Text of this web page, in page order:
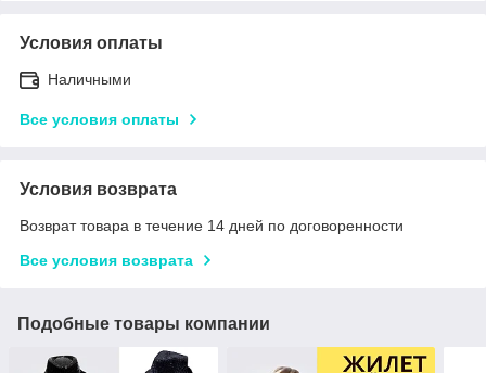
Условия оплаты
Наличными
Все условия оплаты
Условия возврата
Возврат товара в течение 14 дней по договоренности
Все условия возврата
Подобные товары компании